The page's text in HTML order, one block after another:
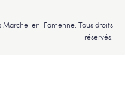
Marche-en-Famenne. Tous droits
réservés.